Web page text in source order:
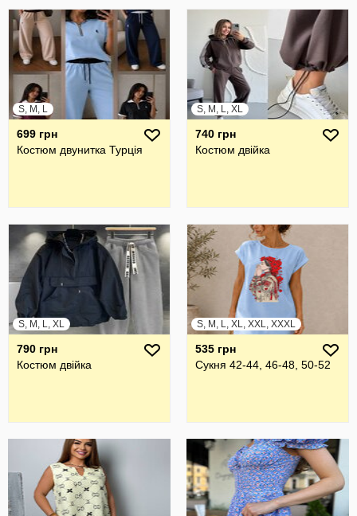
S, M, L
699 грн
Костюм двунитка Турція
S, M, L, XL
740 грн
Костюм двійка
S, M, L, XL
790 грн
Костюм двійка
S, M, L, XL, XXL, XXXL
535 грн
Сукня 42-44, 46-48, 50-52